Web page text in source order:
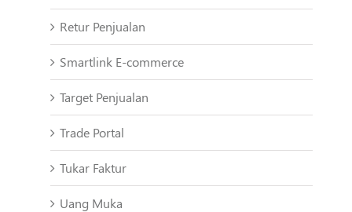
Retur Penjualan
Smartlink E-commerce
Target Penjualan
Trade Portal
Tukar Faktur
Uang Muka